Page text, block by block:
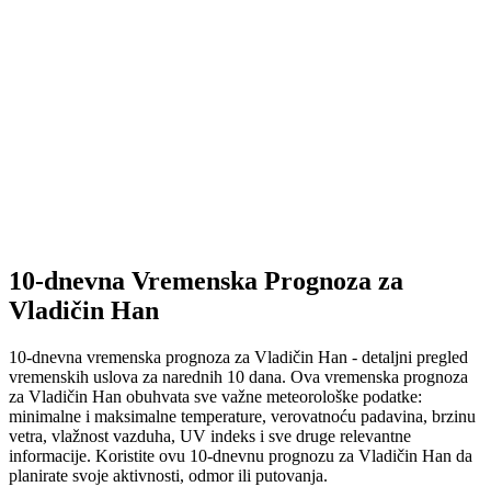
10-dnevna Vremenska Prognoza za
Vladičin Han
10-dnevna vremenska prognoza za Vladičin Han - detaljni pregled
vremenskih uslova za narednih 10 dana. Ova vremenska prognoza
za Vladičin Han obuhvata sve važne meteorološke podatke:
minimalne i maksimalne temperature, verovatnoću padavina, brzinu
vetra, vlažnost vazduha, UV indeks i sve druge relevantne
informacije. Koristite ovu 10-dnevnu prognozu za Vladičin Han da
planirate svoje aktivnosti, odmor ili putovanja.